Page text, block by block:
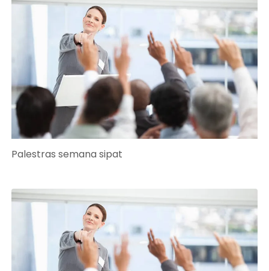
Palestras semana sipat